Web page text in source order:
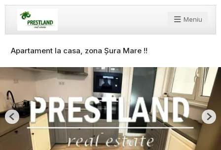
Meniu
Apartament la casa, zona Șura Mare !!
Previous